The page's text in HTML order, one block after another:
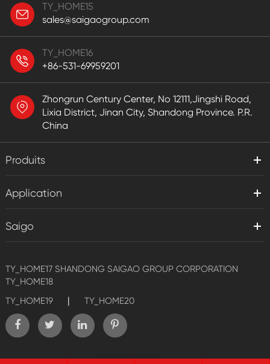
TY_HOME15
sales@saigaogroup.com
TY_HOME16
+86-531-69959201
Zhongrun Century Center, No 12111,Jingshi Road,
Lixia District, Jinan City, Shandong Province. P.R.
China
Produits
Application
Saigo
TY_HOME17 SHANDONG SAIGAO GROUP CORPORATION
TY_HOME18
TY_HOME19
| TY_HOME20